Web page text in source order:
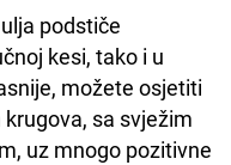
podstiče
kesi, tako i u
možete osjetiti
sa svježim
uz mnogo pozitivne